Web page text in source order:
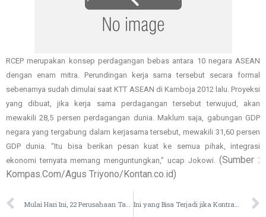
RCEP merupakan konsep perdagangan bebas antara 10 negara ASEAN
dengan enam mitra. Perundingan kerja sama tersebut secara formal
sebenarnya sudah dimulai saat KTT ASEAN di Kamboja 2012 lalu. Proyeksi
yang dibuat, jika kerja sama perdagangan tersebut terwujud, akan
mewakili 28,5 persen perdagangan dunia. Maklum saja, gabungan GDP
negara yang tergabung dalam kerjasama tersebut, mewakili 31,60 persen
GDP dunia. “Itu bisa berikan pesan kuat ke semua pihak, integrasi
ekonomi ternyata memang menguntungkan,” ucap Jokowi.(Sumber :
Kompas.Com/Agus Triyono/Kontan.co.id)